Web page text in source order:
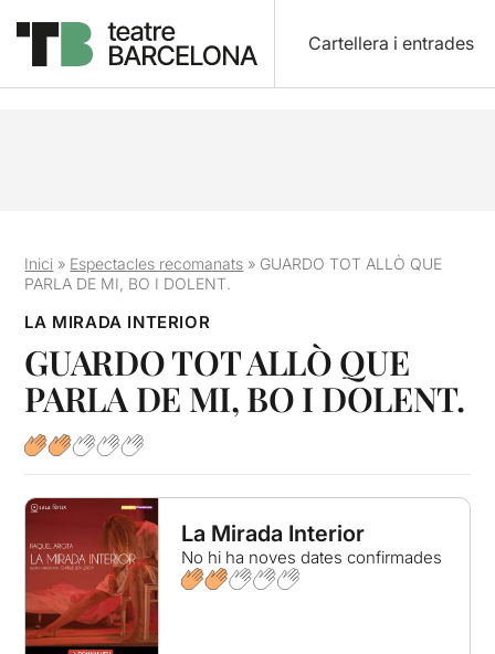
Cartellera i entrades
Inici » Espectacles recomanats » GUARDO TOT ALLÒ QUE
PARLA DE MI, BO I DOLENT.
LA MIRADA INTERIOR
GUARDO TOT ALLÒ QUE
PARLA DE MI, BO I DOLENT.
La Mirada Interior
No hi ha noves dates confirmades